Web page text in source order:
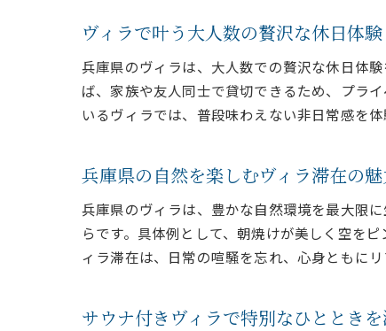
ヴィラで叶う大人数の贅沢な休日体験
兵庫県のヴィラは、大人数での贅沢な休日体
ば、家族や友人同士で貸切できるため、プラ
いるヴィラでは、普段味わえない非日常感を
兵庫県の自然を楽しむヴィラ滞在の魅
兵庫県のヴィラは、豊かな自然環境を最大限
らです。具体例として、朝焼けが美しく空を
ィラ滞在は、日常の喧騒を忘れ、心身ともに
サウナ付きヴィラで特別なひととき